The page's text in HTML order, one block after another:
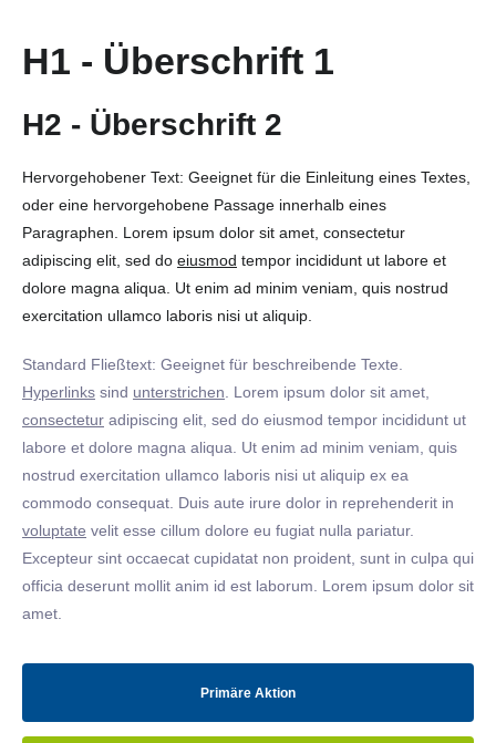
H1 - Überschrift 1
H2 - Überschrift 2
Hervorgehobener Text: Geeignet für die Einleitung eines Textes,
oder eine hervorgehobene Passage innerhalb eines
Paragraphen. Lorem ipsum dolor sit amet, consectetur
adipiscing elit, sed do eiusmod tempor incididunt ut labore et
dolore magna aliqua. Ut enim ad minim veniam, quis nostrud
exercitation ullamco laboris nisi ut aliquip.
Standard Fließtext: Geeignet für beschreibende Texte.
Hyperlinks sind unterstrichen . Lorem ipsum dolor sit amet,
consectetur adipiscing elit, sed do eiusmod tempor incididunt ut
labore et dolore magna aliqua. Ut enim ad minim veniam, quis
nostrud exercitation ullamco laboris nisi ut aliquip ex ea
commodo consequat. Duis aute irure dolor in reprehenderit in
voluptate velit esse cillum dolore eu fugiat nulla pariatur.
Excepteur sint occaecat cupidatat non proident, sunt in culpa qui
officia deserunt mollit anim id est laborum. Lorem ipsum dolor sit
amet.
Primäre Aktion